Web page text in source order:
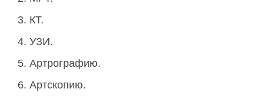
КТ.
УЗИ.
Артрографию.
Артскопию.